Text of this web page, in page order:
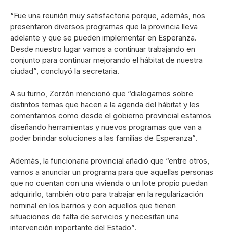
“Fue una reunión muy satisfactoria porque, además, nos
presentaron diversos programas que la provincia lleva
adelante y que se pueden implementar en Esperanza.
Desde nuestro lugar vamos a continuar trabajando en
conjunto para continuar mejorando el hábitat de nuestra
ciudad”, concluyó la secretaria.
A su turno, Zorzón mencionó que “dialogamos sobre
distintos temas que hacen a la agenda del hábitat y les
comentamos como desde el gobierno provincial estamos
diseñando herramientas y nuevos programas que van a
poder brindar soluciones a las familias de Esperanza”.
Además, la funcionaria provincial añadió que “entre otros,
vamos a anunciar un programa para que aquellas personas
que no cuentan con una vivienda o un lote propio puedan
adquirirlo, también otro para trabajar en la regularización
nominal en los barrios y con aquellos que tienen
situaciones de falta de servicios y necesitan una
intervención importante del Estado”.